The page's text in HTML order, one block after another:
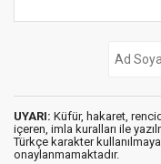
UYARI: Küfür, hakaret,
içeren, imla kuralları ile
Türkçe karakter
onaylanmamaktadır.